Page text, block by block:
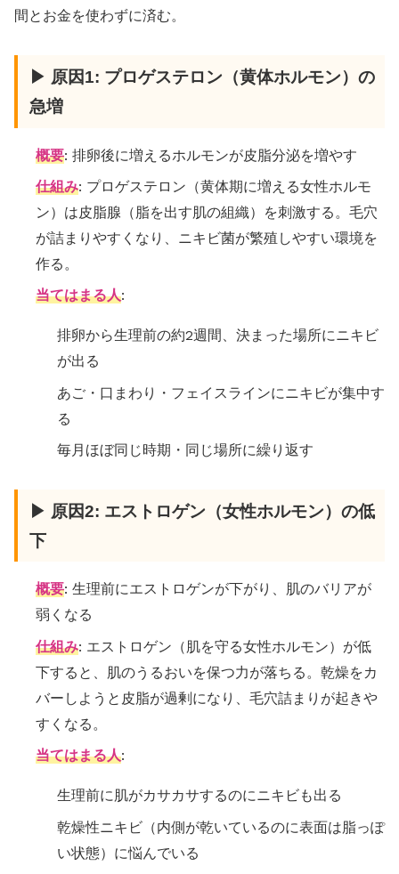
間とお金を使わずに済む。
▶ 原因1: プロゲステロン（黄体ホルモン）の
急増
概要: 排卵後に増えるホルモンが皮脂分泌を増やす
仕組み: プロゲステロン（黄体期に増える女性ホルモ
ン）は皮脂腺（脂を出す肌の組織）を刺激する。毛穴
が詰まりやすくなり、ニキビ菌が繁殖しやすい環境を
作る。
当てはまる人:
排卵から生理前の約2週間、決まった場所にニキビ
が出る
あご・口まわり・フェイスラインにニキビが集中す
る
毎月ほぼ同じ時期・同じ場所に繰り返す
▶ 原因2: エストロゲン（女性ホルモン）の低
下
概要: 生理前にエストロゲンが下がり、肌のバリアが
弱くなる
仕組み: エストロゲン（肌を守る女性ホルモン）が低
下すると、肌のうるおいを保つ力が落ちる。乾燥をカ
バーしようと皮脂が過剰になり、毛穴詰まりが起きや
すくなる。
当てはまる人:
生理前に肌がカサカサするのにニキビも出る
乾燥性ニキビ（内側が乾いているのに表面は脂っぽ
い状態）に悩んでいる